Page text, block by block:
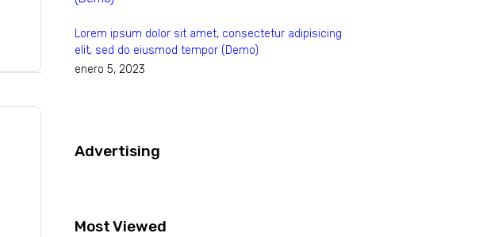
Lorem ipsum dolor sit amet, consectetur adipisicing
elit, sed do eiusmod tempor (Demo)
enero 5, 2023
Advertising
Most Viewed